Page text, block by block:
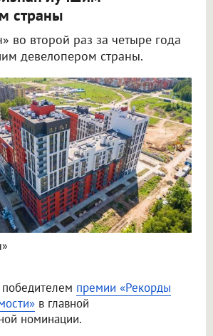
страны
во второй раз за четыре года
девелопером страны.
премии «Рекорды
в главной
номинации.